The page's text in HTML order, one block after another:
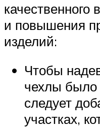
и повышения
изделий:
Чтобы
чехлы было
следует
участках,